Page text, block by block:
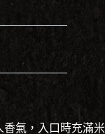
氣，入口時充滿米